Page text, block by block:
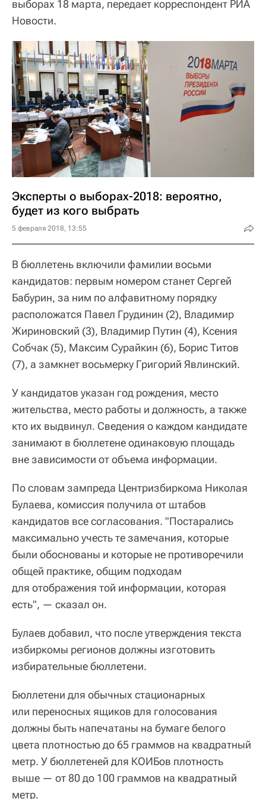
выборах 18 марта, передает корреспондент РИА
Новости.
Эксперты о выборах-2018: вероятно,
будет из кого выбрать
5 февраля 2018, 13:55
В бюллетень включили фамилии восьми
кандидатов: первым номером станет Сергей
Бабурин, за ним по алфавитному порядку
расположатся Павел Грудинин (2), Владимир
Жириновский (3), Владимир Путин (4), Ксения
Собчак (5), Максим Сурайкин (6), Борис Титов
(7), а замкнет восьмерку Григорий Явлинский.
У кандидатов указан год рождения, место
жительства, место работы и должность, а также
кто их выдвинул. Сведения о каждом кандидате
занимают в бюллетене одинаковую площадь
вне зависимости от объема информации.
По словам зампреда Центризбиркома Николая
Булаева, комиссия получила от штабов
кандидатов все согласования. "Постарались
максимально учесть те замечания, которые
были обоснованы и которые не противоречили
общей практике, общим подходам
для отображения той информации, которая
есть", — сказал он.
Булаев добавил, что после утверждения текста
избиркомы регионов должны изготовить
избирательные бюллетени.
Бюллетени для обычных стационарных
или переносных ящиков для голосования
должны быть напечатаны на бумаге белого
цвета плотностью до 65 граммов на квадратный
метр. У бюллетеней для КОИБов плотность
выше — от 80 до 100 граммов на квадратный
метр.